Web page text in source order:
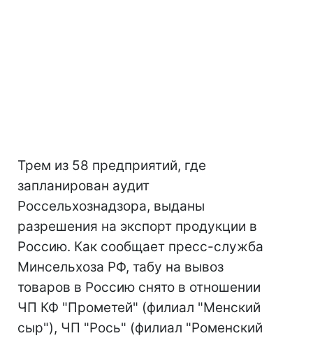
Трем из 58 предприятий, где
запланирован аудит
Россельхознадзора, выданы
разрешения на экспорт продукции в
Россию. Как сообщает пресс-служба
Минсельхоза РФ, табу на вывоз
товаров в Россию снято в отношении
ЧП КФ "Прометей" (филиал "Менский
сыр"), ЧП "Рось" (филиал "Роменский